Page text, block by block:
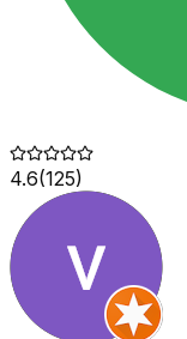
4.6(125)